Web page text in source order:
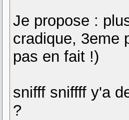
Je propose :
cradique, 3eme
pas en fait !)
snifff sniffff y'a
?